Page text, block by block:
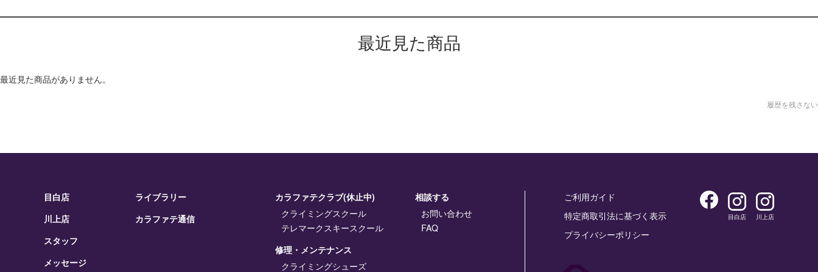
最近見た商品
最近見た商品がありません。
履歴を残さない
目白店
川上店
スタッフ
メッセージ
ライブラリー
カラファテ通信
カラファテクラブ(休止中)
クライミングスクール
テレマークスキースクール
修理・メンテナンス
クライミングシューズ
相談する
お問い合わせ
FAQ
ご利用ガイド
特定商取引法に基づく表示
プライバシーポリシー
目白店 川上店